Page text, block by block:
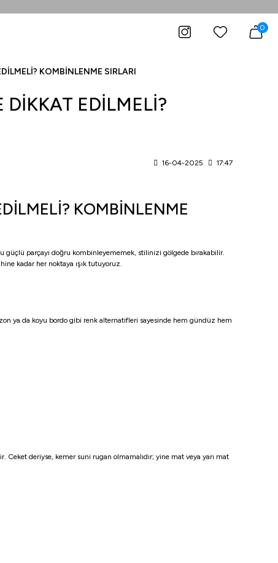
0
KOMBİNLENME SIRLARI
DİKKAT EDİLMELİ?
16-04-2025 17:47
KOMBİNLENME
parçayı doğru kombinleyememek, stilinizi gölgede bırakabilir.
kadar her noktaya ışık tutuyoruz.
ya da koyu bordo gibi renk alternatifleri sayesinde hem gündüz hem
deriyse, kemer suni rugan olmamalıdır; yine mat veya yarı mat